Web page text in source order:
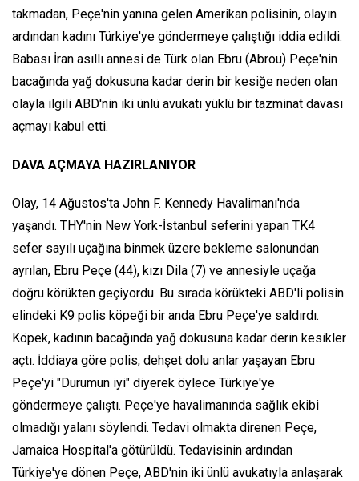
takmadan, Peçe'nin yanına gelen Amerikan polisinin, olayın
ardından kadını Türkiye'ye göndermeye çalıştığı iddia edildi.
Babası İran asıllı annesi de Türk olan Ebru (Abrou) Peçe'nin
bacağında yağ dokusuna kadar derin bir kesiğe neden olan
olayla ilgili ABD'nin iki ünlü avukatı yüklü bir tazminat davası
açmayı kabul etti.
DAVA AÇMAYA HAZIRLANIYOR
Olay, 14 Ağustos'ta John F. Kennedy Havalimanı'nda
yaşandı. THY'nin New York-İstanbul seferini yapan TK4
sefer sayılı uçağına binmek üzere bekleme salonundan
ayrılan, Ebru Peçe (44), kızı Dila (7) ve annesiyle uçağa
doğru körükten geçiyordu. Bu sırada körükteki ABD'li polisin
elindeki K9 polis köpeği bir anda Ebru Peçe'ye saldırdı.
Köpek, kadının bacağında yağ dokusuna kadar derin kesikler
açtı. İddiaya göre polis, dehşet dolu anlar yaşayan Ebru
Peçe'yi "Durumun iyi" diyerek öylece Türkiye'ye
göndermeye çalıştı. Peçe'ye havalimanında sağlık ekibi
olmadığı yalanı söylendi. Tedavi olmakta direnen Peçe,
Jamaica Hospital'a götürüldü. Tedavisinin ardından
Türkiye'ye dönen Peçe, ABD'nin iki ünlü avukatıyla anlaşarak